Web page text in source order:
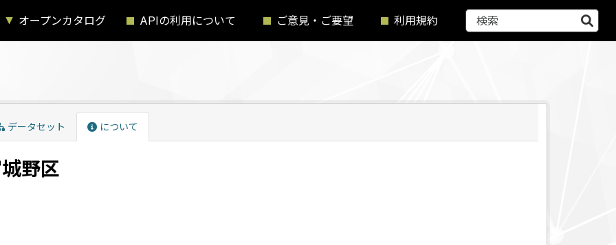
オープンカタログ APIの利用について ご意見・ご要望 利用規約
データセット について
野区